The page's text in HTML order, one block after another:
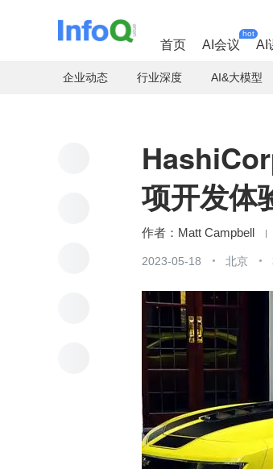
首页 AI会议
hot
AI
企业动态 行业深度 AI&大模型
项开发体
Matt Campbell
2023-05-18 北京